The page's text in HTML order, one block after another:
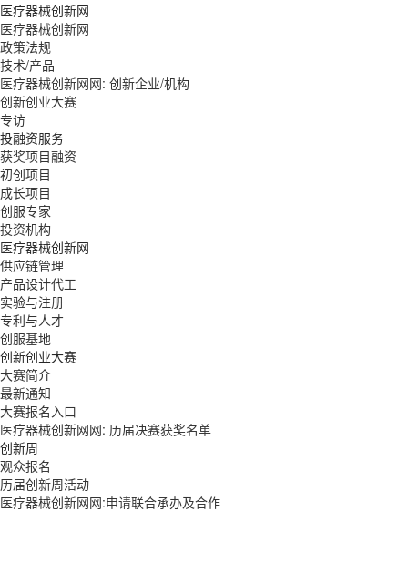
医疗器械创新网
医疗器械创新网
政策法规
技术/产品
医疗器械创新网网: 创新企业/机构
创新创业大赛
专访
投融资服务
获奖项目融资
初创项目
成长项目
创服专家
投资机构
医疗器械创新网
供应链管理
产品设计代工
实验与注册
专利与人才
创服基地
创新创业大赛
大赛简介
最新通知
大赛报名入口
医疗器械创新网网: 历届决赛获奖名单
创新周
观众报名
历届创新周活动
医疗器械创新网网:申请联合承办及合作